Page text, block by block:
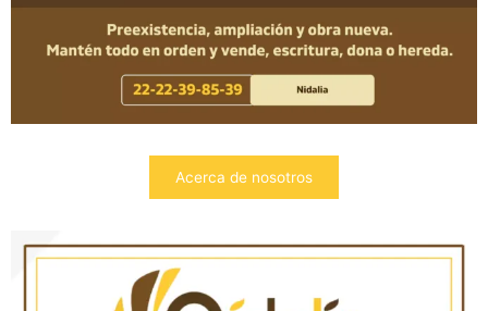
Acerca de nosotros